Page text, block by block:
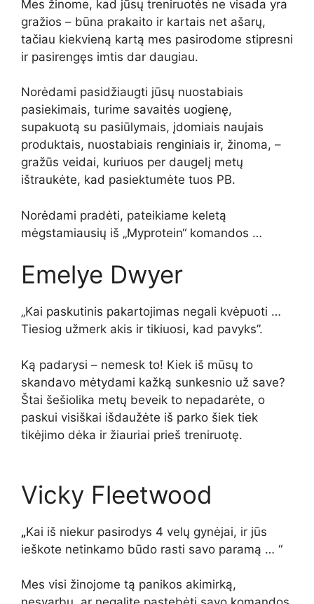
Mes žinome, kad jūsų treniruotės ne visada yra
gražios – būna prakaito ir kartais net ašarų,
tačiau kiekvieną kartą mes pasirodome stipresni
ir pasirengęs imtis dar daugiau.
Norėdami pasidžiaugti jūsų nuostabiais
pasiekimais, turime savaitės uogienę,
supakuotą su pasiūlymais, įdomiais naujais
produktais, nuostabiais renginiais ir, žinoma, –
gražūs veidai, kuriuos per daugelį metų
ištraukėte, kad pasiektumėte tuos PB.
Norėdami pradėti, pateikiame keletą
mėgstamiausių iš „Myprotein“ komandos …
Emelye Dwyer
„Kai paskutinis pakartojimas negali kvėpuoti …
Tiesiog užmerk akis ir tikiuosi, kad pavyks”.
Ką padarysi – nemesk to! Kiek iš mūsų to
skandavo mėtydami kažką sunkesnio už save?
Štai šešiolika metų beveik to nepadarėte, o
paskui visiškai išdaužėte iš parko šiek tiek
tikėjimo dėka ir žiauriai prieš treniruotę.
Vicky Fleetwood
„Kai iš niekur pasirodys 4 velų gynėjai, ir jūs
ieškote netinkamo būdo rasti savo paramą … “
Mes visi žinojome tą panikos akimirką,